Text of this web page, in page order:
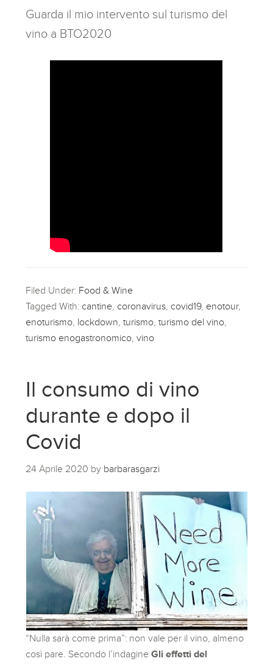
Guarda il mio intervento sul turismo del
vino a BTO2020
Filed Under: Food & Wine
Tagged With: cantine coronavirus covid19, enotour,
enoturismo lockdown ,turismo ,turismo del vino
turismo enogastronomico ,vino
Il consumo di vino
durante e dopo il
Covid
24 Aprile 2020 by barbarasgarzi
“Nulla sarà come prima”: non vale per il vino, almeno
così pare. Secondo l’indagineGli effetti del